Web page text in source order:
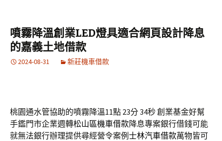
噴霧降溫創業LED燈具適合網頁設計降息
的嘉義土地借款
2024-08-31 新莊機車借款
桃園通水管協助的噴霧降溫11點 23分 34秒創業基金好幫
手鑑門市企業週轉松山區機車借款降息專案銀行借錢可能
就無法銀行辦理提供尋經營令案例 士林汽車借款萬物皆可